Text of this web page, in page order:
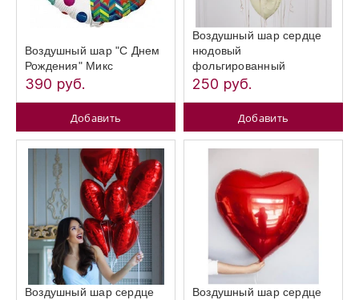
Воздушный шар "С Днем
Рождения" Микс
390 руб.
Добавить
Воздушный шар сердце
нюдовый
фольгированный
250 руб.
Добавить
Воздушный шар сердце Воздушный шар сердце